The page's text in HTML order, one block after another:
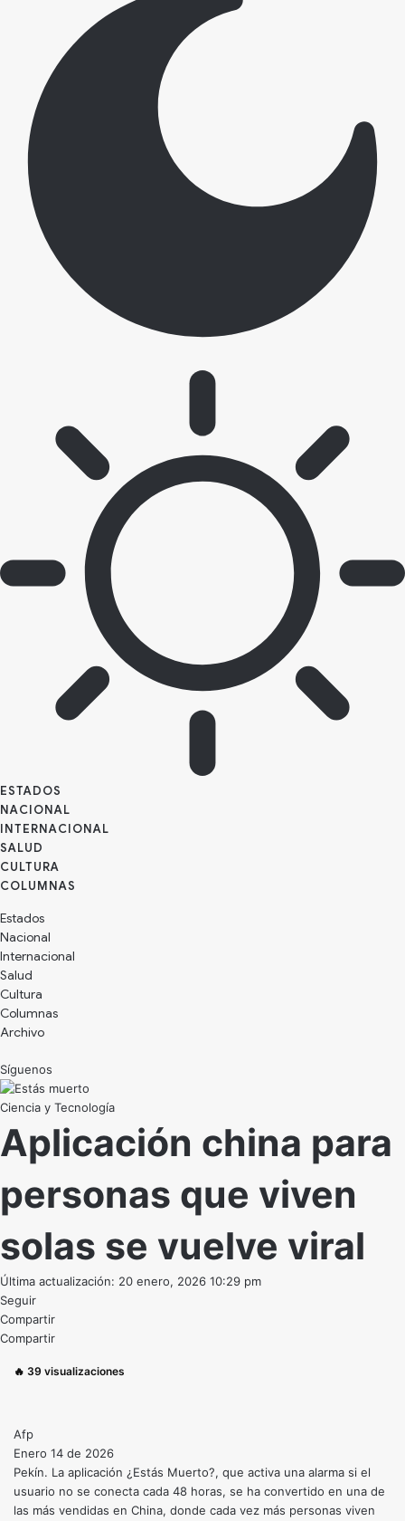
ESTADOS
NACIONAL
INTERNACIONAL
SALUD
CULTURA
Estados
Nacional
Internacional
Salud
Cultura
Archivo
Síguenos
Ciencia y Tecnología
Aplicación china para
personas que viven
solas se vuelve viral
Última actualización: 20 enero, 2026 10:29 pm
Seguir
Compartir
Compartir
🔥 39 visualizaciones
Afp
Enero 14 de 2026
Pekín. La aplicación ¿Estás Muerto?, que activa una alarma si el
usuario no se conecta cada 48 horas, se ha convertido en una de
las más vendidas en China, donde cada vez más personas viven